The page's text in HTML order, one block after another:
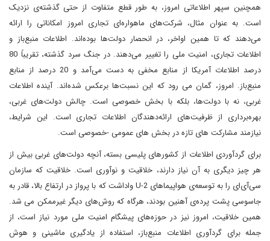
همچنین سپهر اطلاعاتی امروز، به طور قطع متفاوت از حتی گذشته‌ی نزدیک
است. به عنوان مثال، شرکت‌های ماهواره‌ای تجاری امروز امکاناتی را ارائه
می‌دهند که تا همین اواخر، در انحصار دولت‌ها بوده‌اند. اطلاعات منبع‌باز و
اطلاعات تجاری، امنیت ملی را تغییر می‌دهند. در جنگ سرد گذشته، تقریباً 80
درصد اطلاعات آمریکا از منابع مخفی به دست می‌آمد و 20 درصد از منابع
منبع‌باز. امروز، گمان می رود که این نسبت‌ها برعکس شده‌اند. آینده اطلاعات
غربی، نه با دولت‌ها، بلکه با بخش خصوصی است. چالش دولت‌های غربی،
بهره‌برداری از ظرفیت‌های ارائه‌دهندگان اطلاعات تجاری است. این شرایط،
نیازمند مشارکت ‌های تازه در بخش های عمومی -خصوصی است.
برای گردآوردی اطلاعات از کشورهای پلیسی بسته، آنچه دولت‌های غربی بیش از
هر چیز دیگری به آن نیاز دارند، خلاقیت و نوآوری است. خلاقیت که سازمان
سی‌آی‌ای را به توسعه‌ی هواپیماهای U-2 واداشت که با پرواز در ارتفاع بالا، قادر به
جاسوسی پشت پرده‌ی آهنین بودند، هرگاه که روش‌های دیگر غیرممکن می شد.
همین خلاقیت، امروز نیز در حوزه‌های پیشگام امنیت ملی مورد نیاز است، از
جمله برای گرد‌آوری اطلاعات منبع‌باز، استفاده از یادگیری ماشینی و هوش